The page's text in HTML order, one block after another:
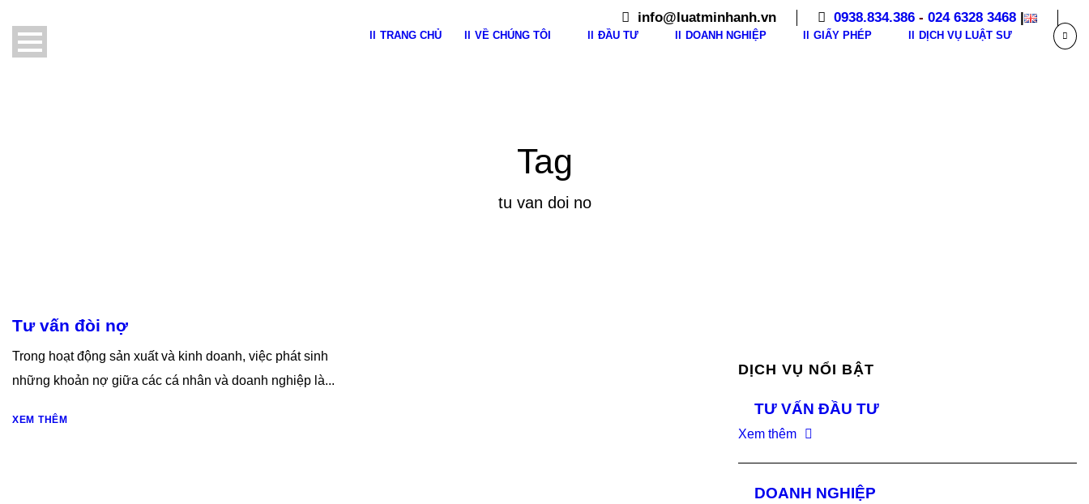
info@luatminhanh.vn 0938.834.386 - 024 6328 3468 |
TRANG CHỦ VỀ CHÚNG TÔI ĐẦU TƯ DOANH NGHIỆP GIẤY PHÉP DỊCH VỤ LUẬT SƯ
Tag
tu van doi no
Tư vấn đòi nợ
Trong hoạt động sản xuất và kinh doanh, việc phát sinh
những khoản nợ giữa các cá nhân và doanh nghiệp là...
XEM THÊM
DỊCH VỤ NỔI BẬT
TƯ VẤN ĐẦU TƯ
Xem thêm
DOANH NGHIỆP